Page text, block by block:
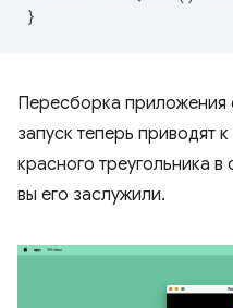
}
Пересборка
запуск теперь приводят
красного треугольника
вы его заслужили.